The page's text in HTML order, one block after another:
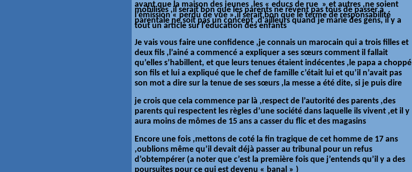
avant que la maison des jeunes ,les « educs de rue » et autres ,ne soient
mobilisés ,il serait bon que les parents ne rêvent pas tous de passer a
l’émission « perdu de vue »,il serait bon que le terme de responsabilité
parentale ne soit pas un concept ,d'ailleurs quand je marie des gens, il y a
tout un article sur l'éducationdes enfants
Je vais vous faire une confidence ,je connais un marocain qui a trois filles et
deux fils ,l’ainé a commencé a expliquer a ses sœurs comment il fallait
qu’elles s’habillent, et que leurs tenues étaient indécentes ,le papa a choppé
son fils et lui a expliqué que le chef de famille c’était lui et qu’il n’avait pas
son mot a dire sur la tenue de ses sœurs ,la messe a été dite, si je puis dire
je crois que cela commence par là ,respect de l’autorité des parents ,des
parents qui respectent les règles d’une société dans laquelle ils vivent ,et il y
aura moins de mômes de 15 ans a casser du flic et des magasins
Encore une fois ,mettons de coté la fin tragique de cet homme de 17 ans
,oublions même qu’il devait déjà passer au tribunal pour un refus
d’obtempérer (a noter que c’est la première fois que j’entends qu’il y a des
poursuites pour ce qui est devenu « banal » )